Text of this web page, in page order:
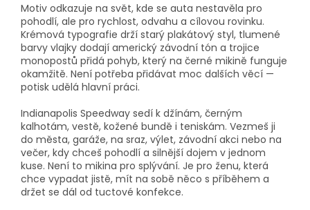
Motiv odkazuje na svět, kde se auta nestavěla pro
pohodlí, ale pro rychlost, odvahu a cílovou rovinku.
Krémová typografie drží starý plakátový styl, tlumené
barvy vlajky dodají americký závodní tón a trojice
monopostů přidá pohyb, který na černé mikině funguje
okamžitě. Není potřeba přidávat moc dalších věcí —
potisk udělá hlavní práci.
Indianapolis Speedway sedí k džínám, černým
kalhotám, vestě, kožené bundě i teniskám. Vezmeš ji
do města, garáže, na sraz, výlet, závodní akci nebo na
večer, kdy chceš pohodlí a silnější dojem v jednom
kuse. Není to mikina pro splývání. Je pro ženu, která
chce vypadat jistě, mít na sobě něco s příběhem a
držet se dál od tuctové konfekce.